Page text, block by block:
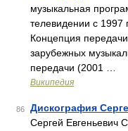
музыкальная
телевидении с 1997
Концепция
зарубежных
передачи (2001 …
Википедия
86 Дискография
Сергей